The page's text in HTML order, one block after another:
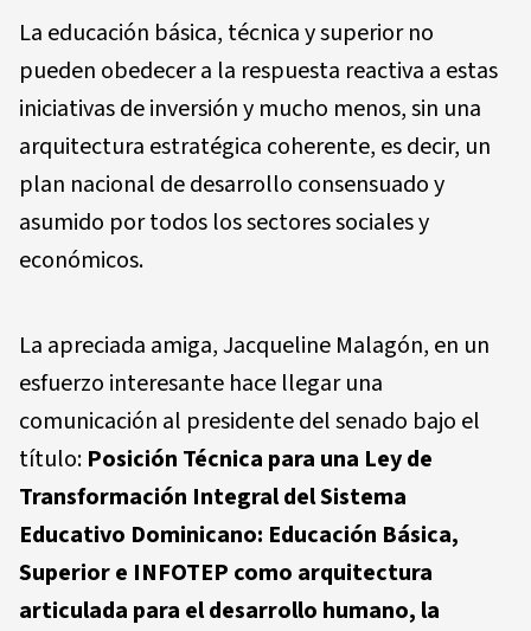
La educación básica, técnica y superior no
pueden obedecer a la respuesta reactiva a estas
iniciativas de inversión y mucho menos, sin una
arquitectura estratégica coherente, es decir, un
plan nacional de desarrollo consensuado y
asumido por todos los sectores sociales y
económicos.
La apreciada amiga, Jacqueline Malagón, en un
esfuerzo interesante hace llegar una
comunicación al presidente del senado bajo el
título: Posición Técnica para una Ley de
Transformación Integral del Sistema
Educativo Dominicano: Educación Básica,
Superior e INFOTEP como arquitectura
articulada para el desarrollo humano, la